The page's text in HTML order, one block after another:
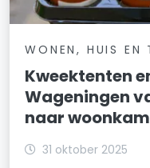
WONEN, HUIS EN
Kweektenten
Wageningen
naar
31 oktober 2025